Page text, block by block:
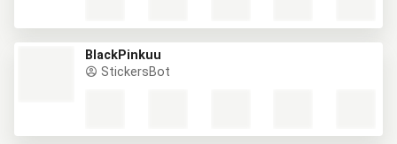
BlackPinkuu
StickersBot